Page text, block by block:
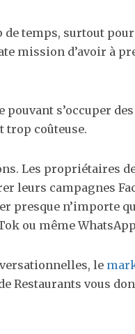
de temps, surtout
mission d’avoir à
pouvant s’occuper des
trop coûteuse.
Les propriétaires
leurs campagnes
presque n’importe
ou même
le
Restaurants vous